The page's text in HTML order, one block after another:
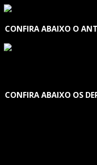
CONFIRA ABAIXO O
CONFIRA ABAIXO OS